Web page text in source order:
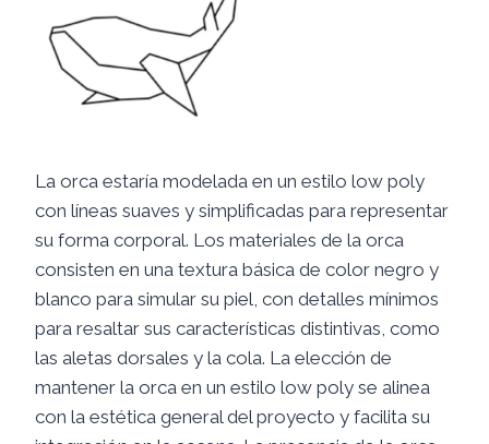
La orca estaría modelada en un estilo low poly
con líneas suaves y simplificadas para representar
su forma corporal. Los materiales de la orca
consisten en una textura básica de color negro y
blanco para simular su piel, con detalles mínimos
para resaltar sus características distintivas, como
las aletas dorsales y la cola. La elección de
mantener la orca en un estilo low poly se alinea
con la estética general del proyecto y facilita su